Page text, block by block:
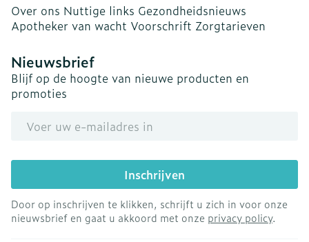
Over ons Nuttige links Gezondheidsnieuws
Apotheker van wacht Voorschrift Zorgtarieven
Nieuwsbrief
Blijf op de hoogte van nieuwe producten en
promoties
Inschrijven
Door op inschrijven te klikken, schrijft u zich in voor onze
nieuwsbrief en gaat u akkoord met onze privacy policy.